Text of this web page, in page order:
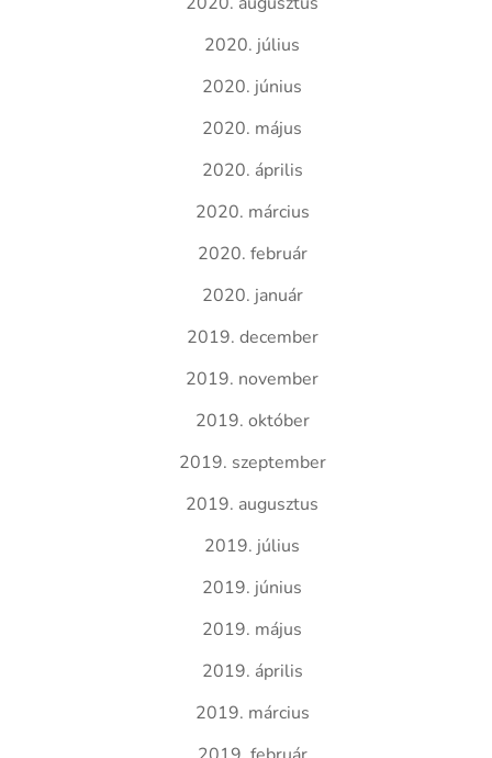
2020. július
2020. június
2020. május
2020. április
2020. március
2020. február
2020. január
2019. december
2019. november
2019. október
2019. szeptember
2019. augusztus
2019. július
2019. június
2019. május
2019. április
2019. március